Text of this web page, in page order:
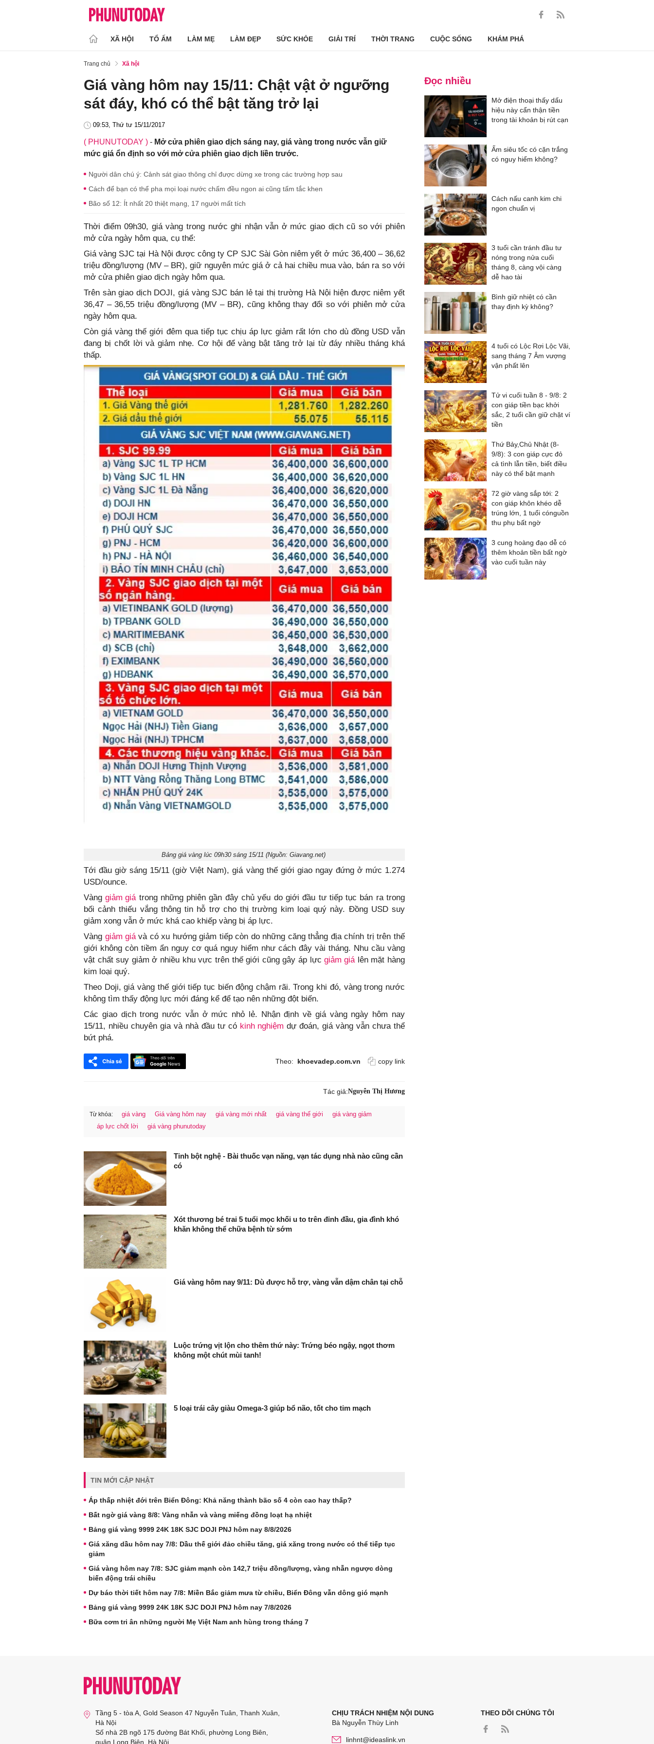
XÃ HỘI TỔ ẤM LÀM MẸ LÀM ĐẸP SỨC KHỎE GIẢI TRÍ THỜI TRANG CUỘC SỐNG KHÁM PHÁ
Trang chủ Xã hội
Giá vàng hôm nay 15/11: Chật vật ở ngưỡng
sát đáy, khó có thể bật tăng trở lại
09:53, Thứ tư 15/11/2017
( PHUNUTODAY ) - Mở cửa phiên giao dịch sáng nay, giá vàng trong nước vẫn giữ
mức giá ổn định so với mở cửa phiên giao dịch liền trước.
Người dân chú ý: Cảnh sát giao thông chỉ được dừng xe trong các trường hợp sau
Cách để bạn có thể pha mọi loại nước chấm đều ngon ai cũng tấm tắc khen
Bão số 12: Ít nhất 20 thiệt mạng, 17 người mất tích
Thời điểm 09h30, giá vàng trong nước ghi nhận vẫn ở mức giao dịch cũ so với phiên
mở cửa ngày hôm qua, cụ thể:
Giá vàng SJC tại Hà Nội được công ty CP SJC Sài Gòn niêm yết ở mức 36,400 – 36,62
triệu đồng/lượng (MV – BR), giữ nguyên mức giá ở cả hai chiều mua vào, bán ra so với
mở cửa phiên giao dịch ngày hôm qua.
Trên sàn giao dịch DOJI, giá vàng SJC bán lẻ tại thị trường Hà Nội hiện được niêm yết
36,47 – 36,55 triệu đồng/lượng (MV – BR), cũng không thay đổi so với phiên mở cửa
ngày hôm qua.
Còn giá vàng thế giới đêm qua tiếp tục chịu áp lực giảm rất lớn cho dù đồng USD vẫn
đang bị chốt lời và giảm nhẹ. Cơ hội để vàng bật tăng trở lại từ đáy nhiều tháng khá
thấp.
Bảng giá vàng lúc 09h30 sáng 15/11 (Nguồn: Giavang.net)
Tới đầu giờ sáng 15/11 (giờ Việt Nam), giá vàng thế giới giao ngay đứng ở mức 1.274
USD/ounce.
Vànggiảm giátrong những phiên gần đây chủ yếu do giới đầu tư tiếp tục bán ra trong
bối cảnh thiếu vắng thông tin hỗ trợ cho thị trường kim loại quý này. Đồng USD suy
giảm xong vẫn ở mức khá cao khiếp vàng bị áp lực.
Vàng giảm giávà có xu hướng giảm tiếp còn do những căng thẳng địa chính trị trên thế
giới không còn tiềm ẩn nguy cơ quá nguy hiểm như cách đây vài tháng. Nhu cầu vàng
vật chất suy giảm ở nhiều khu vực trên thế giới cũng gây áp lựcgiảm giálên mặt hàng
kim loại quý.
Theo Doji, giá vàng thế giới tiếp tục biến động chậm rãi. Trong khi đó, vàng trong nước
không tìm thấy động lực mới đáng kể để tạo nên những đột biến.
Các giao dịch trong nước vẫn ở mức nhỏ lẻ. Nhận định về giá vàng ngày hôm nay
15/11, nhiều chuyên gia và nhà đầu tư có kinh nghiệm dự đoán, giá vàng vẫn chưa thể
bứt phá.
FaceBook
Theo: khoevadep.com.vn copy link
Tác giả:Nguyễn Thị Hương
Từ khóa: giá vàng Giá vàng hôm nay giá vàng mới nhất giá vàng thế giới
giá vàng giảm
áp lực chốt lời
giá vàng phunutoday
Tinh bột nghệ - Bài thuốc vạn năng, vạn tác dụng nhà nào cũng cần
có
Xót thương bé trai 5 tuổi mọc khối u to trên đỉnh đầu, gia đình khó
khăn không thể chữa bệnh từ sớm
Giá vàng hôm nay 9/11: Dù được hỗ trợ, vàng vẫn dậm chân tại chỗ
Luộc trứng vịt lộn cho thêm thứ này: Trứng béo ngậy, ngọt thơm
không một chút mùi tanh!
5 loại trái cây giàu Omega-3 giúp bổ não, tốt cho tim mạch
TIN MỚI CẬP NHẬT
Áp thấp nhiệt đới trên Biển Đông: Khả năng thành bão số 4 còn cao hay thấp?
Bất ngờ giá vàng 8/8: Vàng nhẫn và vàng miếng đồng loạt hạ nhiệt
Bảng giá vàng 9999 24K 18K SJC DOJI PNJ hôm nay 8/8/2026
Giá xăng dầu hôm nay 7/8: Dầu thế giới đảo chiều tăng, giá xăng trong nước có thể tiếp tục
giảm
Giá vàng hôm nay 7/8: SJC giảm mạnh còn 142,7 triệu đồng/lượng, vàng nhẫn ngược dòng
biến động trái chiều
Dự báo thời tiết hôm nay 7/8: Miền Bắc giảm mưa từ chiều, Biển Đông vẫn dông gió mạnh
Bảng giá vàng 9999 24K 18K SJC DOJI PNJ hôm nay 7/8/2026
Bữa cơm tri ân những người Mẹ Việt Nam anh hùng trong tháng 7
Đọc nhiều
Mở điện thoại thấy dấu
hiệu này cẩn thận tiền
trong tài khoản bị rút cạn
Ấm siêu tốc có cặn trắng
có nguy hiểm không?
Cách nấu canh kim chi
ngon chuẩn vị
3 tuổi cần tránh đầu tư
nóng trong nửa cuối
tháng 8, càng vội càng
dễ hao tài
Bình giữ nhiệt có cần
thay định kỳ không?
4 tuổi có Lộc Rơi Lộc Vãi,
sang tháng 7 Âm vượng
vận phất lên
Tử vi cuối tuần 8 - 9/8: 2
con giáp tiền bạc khởi
sắc, 2 tuổi cần giữ chặt ví
tiền
Thứ Bảy,Chủ Nhật (8-
9/8): 3 con giáp cực đỏ
cả tình lẫn tiền, biết điều
này có thể bật mạnh
72 giờ vàng sắp tới: 2
con giáp khôn khéo dễ
trúng lớn, 1 tuổi cónguồn
thu phụ bất ngờ
3 cung hoàng đạo dễ có
thêm khoản tiền bất ngờ
vào cuối tuần này
Tầng 5 - tòa A, Gold Season 47 Nguyễn Tuân, Thanh Xuân,
Hà Nội
Số nhà 2B ngõ 175 đường Bát Khối, phường Long Biên,
quận Long Biên, Hà Nội
CHỊU TRÁCH NHIỆM NỘI DUNG
Bà Nguyễn Thùy Linh
linhnt@ideaslink.vn
THEO DÕI CHÚNG TÔI